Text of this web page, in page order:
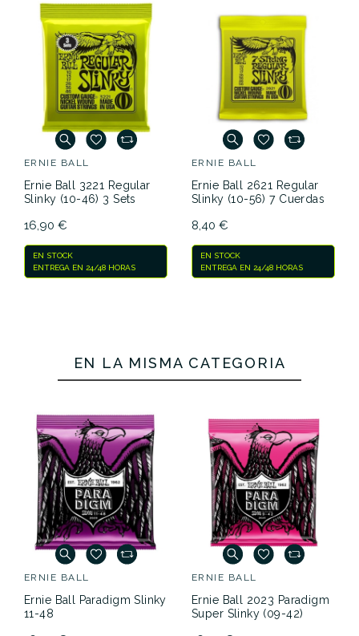
ERNIE BALL
Ernie Ball 3221 Regular
Slinky (10-46) 3 Sets
16,90 €
EN STOCK
ENTREGA EN 24/48 HORAS
ERNIE BALL
Ernie Ball 2621 Regular
Slinky (10-56) 7 Cuerdas
8,40 €
EN STOCK
ENTREGA EN 24/48 HORAS
EN LA MISMA CATEGORÍA
ERNIE BALL
Ernie Ball Paradigm Slinky
11-48
ERNIE BALL
Ernie Ball 2023 Paradigm
Super Slinky (09-42)